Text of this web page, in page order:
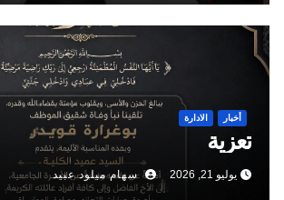
أخبار الادارة
تعزية
يوليو 21, 2026 سهام ميلود عبيد